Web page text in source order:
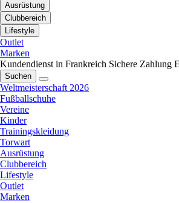
Ausrüstung
Clubbereich
Lifestyle
Outlet
Marken
Kundendienst in Frankreich Sichere Zahlung
Suchen
Weltmeisterschaft 2026
Fußballschuhe
Vereine
Kinder
Trainingskleidung
Torwart
Ausrüstung
Clubbereich
Lifestyle
Outlet
Marken